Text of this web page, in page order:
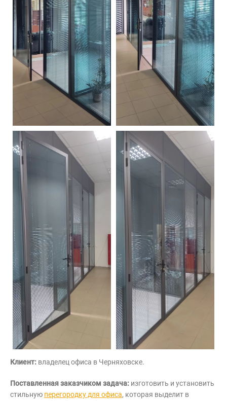
Клиент: владелец офиса в Черняховске.
Поставленная заказчиком задача: изготовить и установить
стильную перегородку для офиса, которая выделит в